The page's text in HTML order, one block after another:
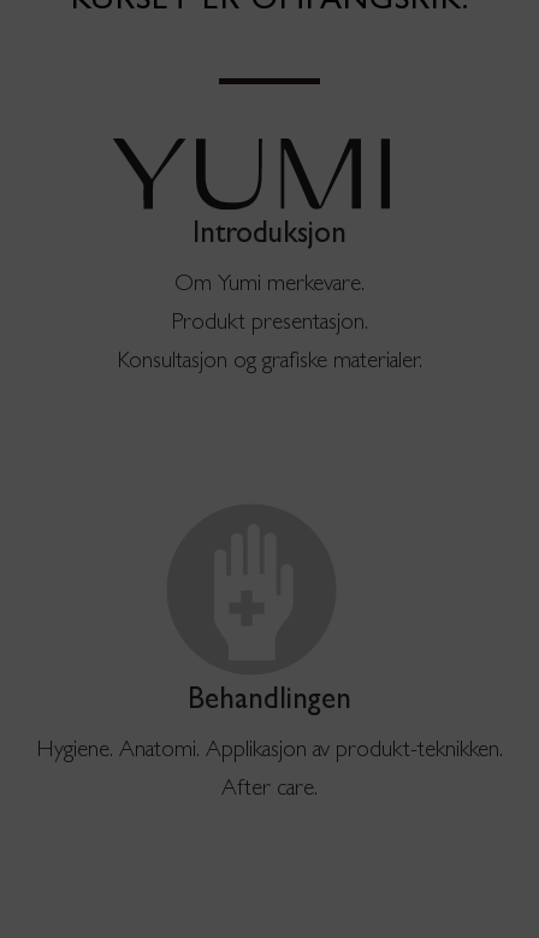
Introduksjon
Om Yumi merkevare.
Produkt presentasjon.
Konsultasjon og grafiske materialer.
Behandlingen
Hygiene. Anatomi. Applikasjon av produkt-teknikken.
After care.